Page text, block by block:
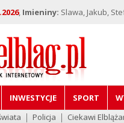
, Imieniny: Slawa, Jakub,
INWESTYCJE SPORT
Policja Ciekawi